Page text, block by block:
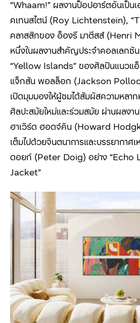
“Whaam!” ผลงานป็อปอาร์ตอันเป็
คเทนสไตน์ (Roy Lichtenstein),
คลาสสิกของ อ็องรี มาตีสส์ (Henri
หนึ่งในผลงานสำคัญประจำคอลเลกชั
“Yellow Islands” ของศิลปินแนวแ
แจ็กสัน พอลล็อก (Jackson
เปิดมุมมองให้ผู้ชมได้สัมผัสความหลา
ศิลปะสมัยใหม่และร่วมสมัย ผ่านผลง
ฮาเวิร์ด ฮอดจ์คิน (Howard
เต็มไปด้วยจินตนาการและบรรยากาศ
ดอยก์ (Peter Doig) อย่าง “Echo
Jacket”